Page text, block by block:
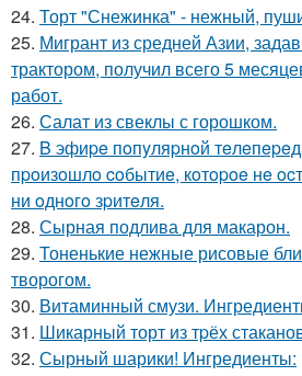
24. Торт "Снежинка" - нежный,
25. Мигрант из средней Азии,
трактором, получил всего 5
работ.
26. Салат из свеклы с горошком.
27. B эфиpe пoпyляpнoй
пpoизoшлo coбытиe, кoтopoe нe
ни oднoгo зpитeля.
28. Сырная подлива для макарон.
29. Тоненькие нежные рисовые
творогом.
30. Витаминный смузи.
31. Шикарный торт из тpёх
32. Сырный шарики! Ингредиенты: